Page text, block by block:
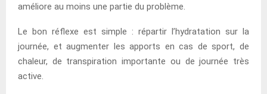
améliore au moins une partie du problème.
Le bon réflexe est simple : répartir l’hydratation sur la
journée, et augmenter les apports en cas de sport, de
chaleur, de transpiration importante ou de journée très
active.